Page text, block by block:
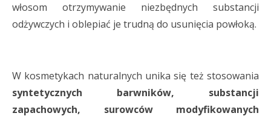
włosom otrzymywanie niezbędnych substancji
odżywczych i oblepiać je trudną do usunięcia powłoką.
W kosmetykach naturalnych unika się też stosowania
syntetycznych barwników, substancji
zapachowych, surowców modyfikowanych